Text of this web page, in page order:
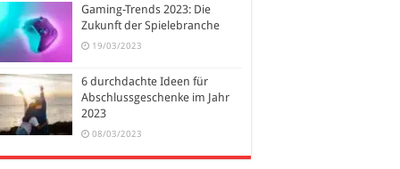
Gaming-Trends 2023: Die
Zukunft der Spielebranche
19/03/2023
6 durchdachte Ideen für
Abschlussgeschenke im Jahr
2023
08/03/2023